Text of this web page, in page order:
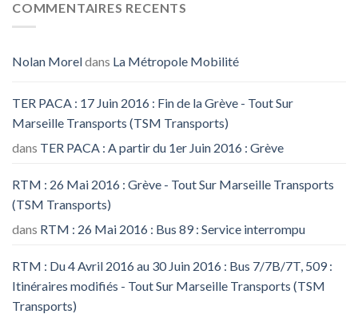
COMMENTAIRES RECENTS
Nolan Moreldans La Métropole Mobilité
TER PACA : 17 Juin 2016 : Fin de la Grève - Tout Sur
Marseille Transports (TSM Transports)
dans TER PACA : A partir du 1er Juin 2016 : Grève
RTM : 26 Mai 2016 : Grève - Tout Sur Marseille Transports
(TSM Transports)
dans RTM : 26 Mai 2016 : Bus 89 : Service interrompu
RTM : Du 4 Avril 2016 au 30 Juin 2016 : Bus 7/7B/7T, 509 :
Itinéraires modifiés - Tout Sur Marseille Transports (TSM
Transports)